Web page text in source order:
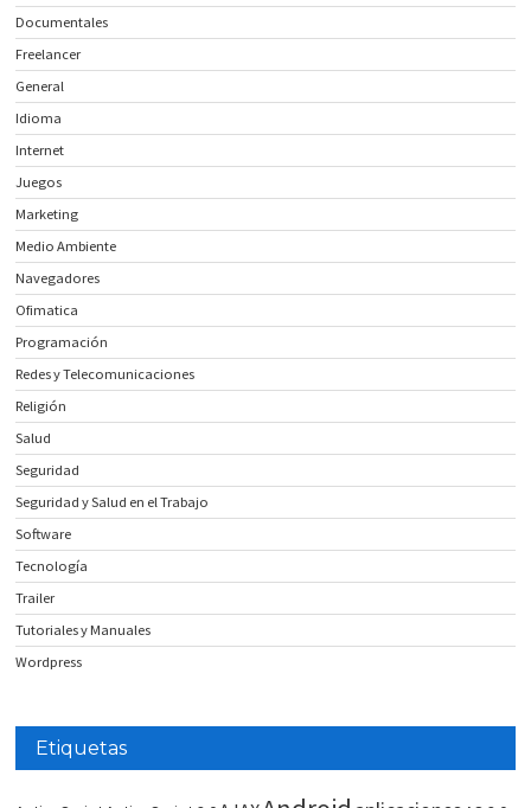
Documentales
Freelancer
General
Idioma
Internet
Juegos
Marketing
Medio Ambiente
Navegadores
Ofimatica
Programación
Redes y Telecomunicaciones
Religión
Salud
Seguridad
Seguridad y Salud en el Trabajo
Software
Tecnología
Trailer
Tutoriales y Manuales
Wordpress
Etiquetas